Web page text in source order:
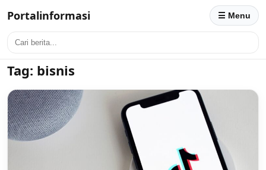
Portalinformasi ☰ Menu
Tag: bisnis